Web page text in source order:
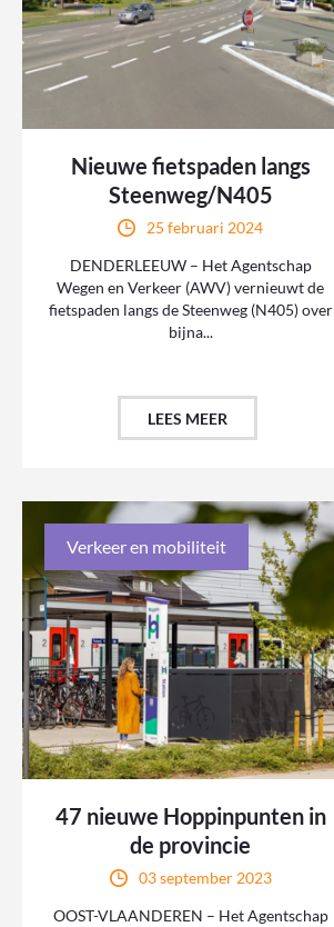
Nieuwe fietspaden langs
Steenweg/N405
25 februari 2024
DENDERLEEUW – Het Agentschap
Wegen en Verkeer (AWV) vernieuwt de
fietspaden langs de Steenweg (N405) over
bijna...
LEES MEER
Verkeer en mobiliteit
47 nieuwe Hoppinpunten in
de provincie
03 september 2023
OOST-VLAANDEREN – Het Agentschap